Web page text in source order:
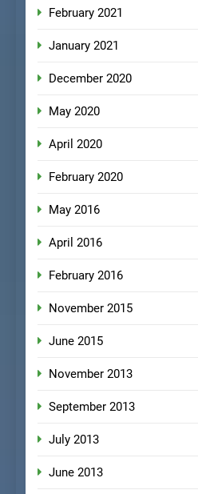
February 2021
January 2021
December 2020
May 2020
April 2020
February 2020
May 2016
April 2016
February 2016
November 2015
June 2015
November 2013
September 2013
July 2013
June 2013